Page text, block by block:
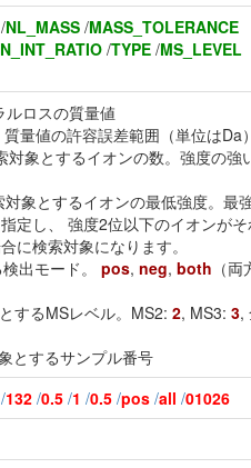
NL_MASS /MASS_TOLERANCE
/TYPE /MS_LEVEL
ルロスの質量値
質量値の許容誤差範囲（単位はDa
対象とするイオンの数。強度の強
対象とするイオンの最低強度。最
定し、 強度2位以下のイオンが
に検索対象になります。
出モード。 pos, neg, both （
するMSレベル。MS2: 2, MS3: 3,
とするサンプル番号
132 /0.5 /1 /0.5 /pos /all /01026